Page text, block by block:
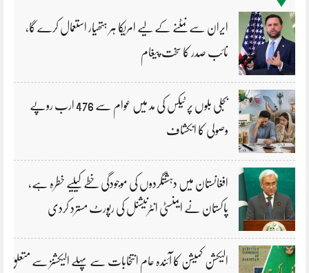
ایران سے نمٹنے کے لیے امریکا ہر ہتھیار استعمال کرے گا،
نائب صدر کا سخت پیغام
بجلی بلوں پر ٹیکس کی مد میں عوام سے 476 ارب روپے
وصولی کا انکشاف
افغانستان میں دہشتگردوں کی موجودگی خطے کیلیے خطرہ ہے،
پاکستان نے ایمنسٹی انٹرنیشنل کی رپورٹ مسترد کردی
الیکشن کمیشن کا آئندہ عام انتخابات سے پہلے الیکشنز سے متعلق